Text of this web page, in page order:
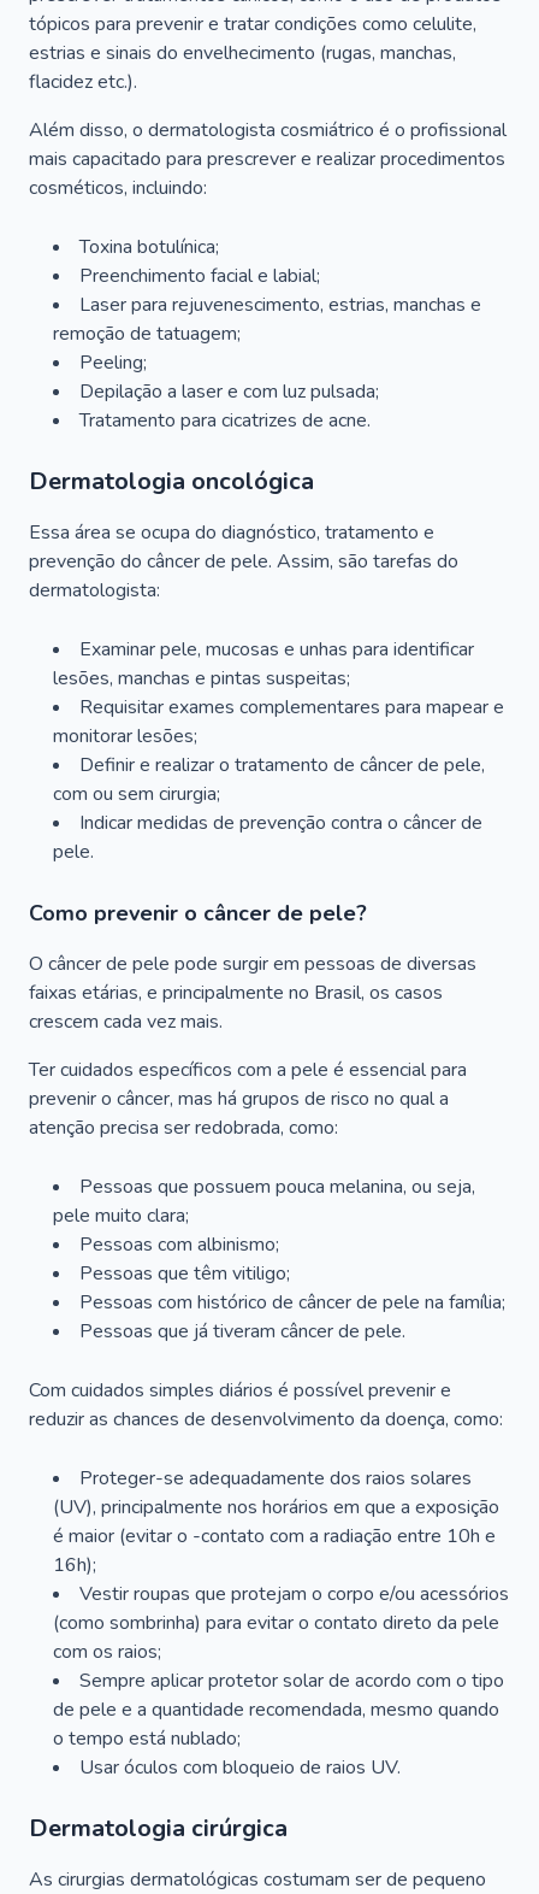
tópicos para prevenir e tratar condições como celulite,
estrias e sinais do envelhecimento (rugas, manchas,
flacidez etc.).
Além disso, o dermatologista cosmiátrico é o profissional
mais capacitado para prescrever e realizar procedimentos
cosméticos, incluindo:
Toxina botulínica;
Preenchimento facial e labial;
Laser para rejuvenescimento, estrias, manchas e
remoção de tatuagem;
Peeling;
Depilação a laser e com luz pulsada;
Tratamento para cicatrizes de acne.
Dermatologia oncológica
Essa área se ocupa do diagnóstico, tratamento e
prevenção do câncer de pele. Assim, são tarefas do
dermatologista:
Examinar pele, mucosas e unhas para identificar
lesões, manchas e pintas suspeitas;
Requisitar exames complementares para mapear e
monitorar lesões;
Definir e realizar o tratamento de câncer de pele,
com ou sem cirurgia;
Indicar medidas de prevenção contra o câncer de
pele.
Como prevenir o câncer de pele?
O câncer de pele pode surgir em pessoas de diversas
faixas etárias, e principalmente no Brasil, os casos
crescem cada vez mais.
Ter cuidados específicos com a pele é essencial para
prevenir o câncer, mas há grupos de risco no qual a
atenção precisa ser redobrada, como:
Pessoas que possuem pouca melanina, ou seja,
pele muito clara;
Pessoas com albinismo;
Pessoas que têm vitiligo;
Pessoas com histórico de câncer de pele na família;
Pessoas que já tiveram câncer de pele.
Com cuidados simples diários é possível prevenir e
reduzir as chances de desenvolvimento da doença, como:
Proteger-se adequadamente dos raios solares
(UV), principalmente nos horários em que a exposição
é maior (evitar o -contato com a radiação entre 10h e
16h);
Vestir roupas que protejam o corpo e/ou acessórios
(como sombrinha) para evitar o contato direto da pele
com os raios;
Sempre aplicar protetor solar de acordo com o tipo
de pele e a quantidade recomendada, mesmo quando
o tempo está nublado;
Usar óculos com bloqueio de raios UV.
Dermatologia cirúrgica
As cirurgias dermatológicas costumam ser de pequeno